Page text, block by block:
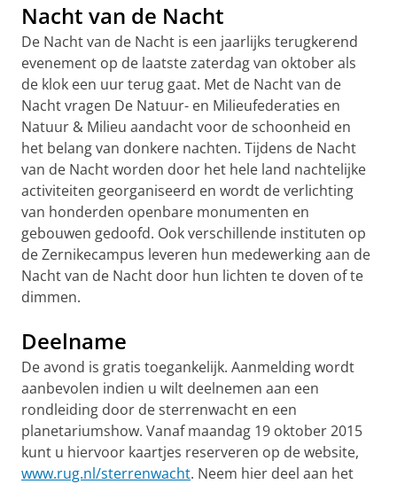
Nacht van de Nacht
De Nacht van de Nacht is een jaarlijks terugkerend
evenement op de laatste zaterdag van oktober als
de klok een uur terug gaat. Met de Nacht van de
Nacht vragen De Natuur- en Milieufederaties en
Natuur & Milieu aandacht voor de schoonheid en
het belang van donkere nachten. Tijdens de Nacht
van de Nacht worden door het hele land nachtelijke
activiteiten georganiseerd en wordt de verlichting
van honderden openbare monumenten en
gebouwen gedoofd. Ook verschillende instituten op
de Zernikecampus leveren hun medewerking aan de
Nacht van de Nacht door hun lichten te doven of te
dimmen.
Deelname
De avond is gratis toegankelijk. Aanmelding wordt
aanbevolen indien u wilt deelnemen aan een
rondleiding door de sterrenwacht en een
planetariumshow. Vanaf maandag 19 oktober 2015
kunt u hiervoor kaartjes reserveren op de website,
www.rug.nl/sterrenwacht. Neem hier deel aan het